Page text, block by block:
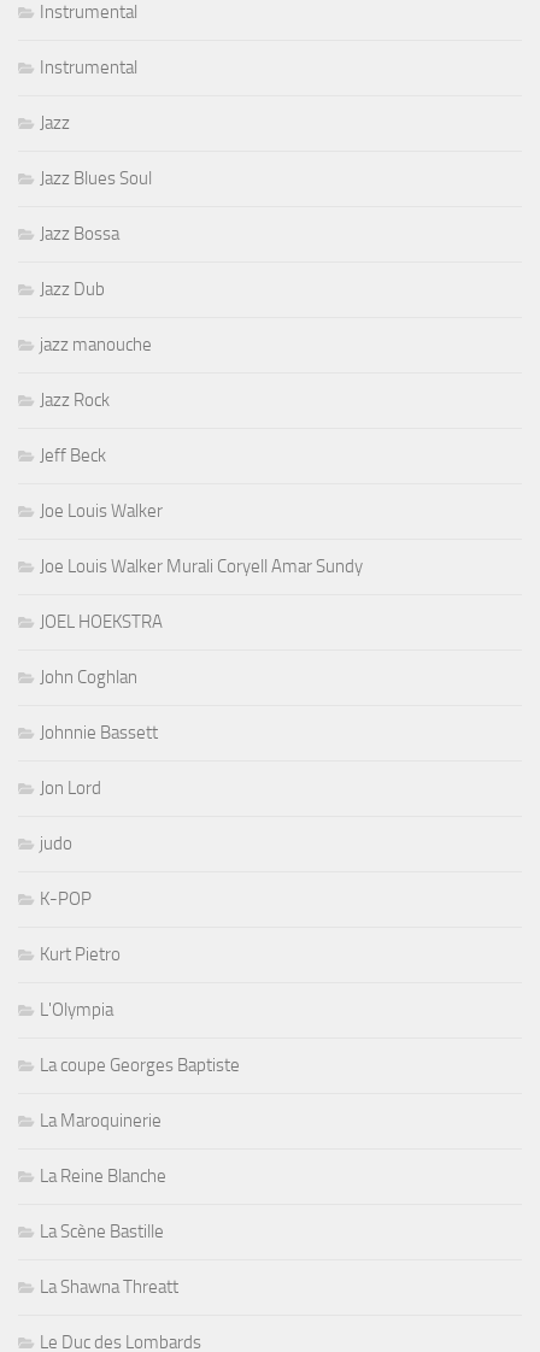
Instrumental
Instrumental
Jazz
Jazz Blues Soul
Jazz Bossa
Jazz Dub
jazz manouche
Jazz Rock
Jeff Beck
Joe Louis Walker
Joe Louis Walker Murali Coryell Amar Sundy
JOEL HOEKSTRA
John Coghlan
Johnnie Bassett
Jon Lord
judo
K-POP
Kurt Pietro
L'Olympia
La coupe Georges Baptiste
La Maroquinerie
La Reine Blanche
La Scène Bastille
La Shawna Threatt
Le Duc des Lombards